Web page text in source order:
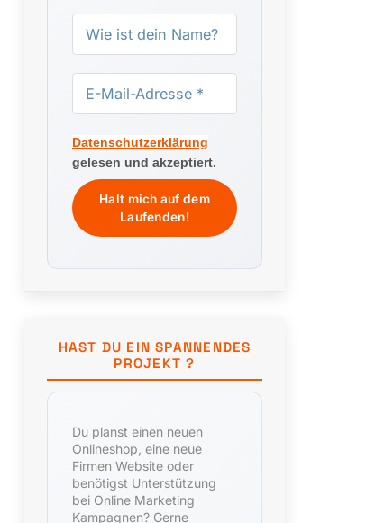
Datenschutzerklärung
gelesen und akzeptiert.
HAST DU EIN SPANNENDES
PROJEKT ?
Du planst einen neuen
Onlineshop, eine neue
Firmen Website oder
benötigst Unterstützung
bei Online Marketing
Kampagnen? Gerne